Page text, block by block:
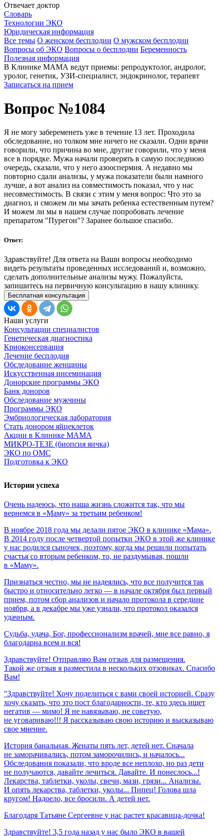
Отвечает доктор
Словарь
Технологии ЭКО
Юридическая информация
Все темы О женском бесплодии О мужском бесплодии
Вопросы об ЭКО Вопросы о бесплодии Беременность
Полезная информация
В Клинике МАМА ведут приемы: репродуктолог, андролог,
уролог, генетик, УЗИ-специалист, эндокринолог, терапевт
Записаться на прием
Вопрос №1084
Я не могу забеременеть уже в течение 13 лет. Проходила
обследование, но толком мне ничего не сказали. Одни врачи
говорили, что причина во мне, другие говорили, что у меня
все в порядке. Мужа начали проверять в самую последнюю
очередь, сказали, что у него азооспермия. А недавно мы
повторно сдали анализы, у мужа показатели были намного
лучше, а вот анализ на совместимость показал, что у нас
несовместимость. В связи с этим у меня вопрос: Что это за
диагноз, и сможем ли мы зачать ребенка естественным путем?
И можем ли мы в нашем случае попробовать лечение
препаратом "Пурегон"? Заранее большое спасибо.
Ответ:
Здравствуйте! Для ответа на Ваши вопросы необходимо
видеть результаты проведенных исследований и, возможно,
сделать дополнительные анализы мужу. Пожалуйста,
запишитесь на первичную консультацию в нашу клинику.
Бесплатная консультация
Наши услуги
Консультации специалистов
Генетическая диагностика
Криоконсервация
Лечение бесплодия
Обследование женщины
Искусственная инсеминация
Донорские программы ЭКО
Банк доноров
Обследование мужчины
Программы ЭКО
Эмбриологическая лаборатория
Стать донором яйцеклеток
Акции в Клинике МАМА
МИКРО-ТЕЗЕ (биопсия яичка)
ЭКО по ОМС
Подготовка к ЭКО
Истории успеха
Очень надеюсь, что наша жизнь сложится так, что мы
вернемся в «Маму» за третьим ребенком!
В ноябре 2018 года мы делали пятое ЭКО в клинике «Мама».
В 2014 году после четвертой попытки ЭКО в этой же клинике
у нас родился сыночек, поэтому, когда мы решили попытать
счастья со вторым ребенком, то, не раздумывая, пошли
в «Маму».
Признаться честно, мы не надеялись, что все получится так
быстро и относительно легко — в начале октября был первый
прием, потом сбор анализов и начало протокола в середине
ноября, а в декабре мы уже узнали, что протокол оказался
удачным.
Судьба, удача, Бог, профессионализм врачей, мне все равно, я
благодарна всем и вся!
Здравствуйте! Отправляю Вам отзыв для размещения.
Такой же отзыв я разместила в нескольких отзовиках. Спасибо
Вам!
"Здравствуйте! Хочу поделиться с вами своей историей. Сразу
хочу сказать, что это пост благодарности, те, кто здесь ищет
негатив — мимо! Я не навязываю, не советую,
не уговариваю!!! Я рассказываю свою историю и высказываю
свое мнение.
История банальная. Женаты пять лет, детей нет. Сначала
не заморачивались, потом заморочились, и началось...
Обследования показали, что вроде все неплохо, но раз дети
не получаются, давайте лечиться. Давайте. И понеслось...!
Лекарства, таблетки, уколы, свечи, мази, грязи... Анализы.
И опять лекарства, таблетки, уколы... Пипец! Голова шла
кругом! Надоело, все бросили. А детей нет.
Благодаря Татьяне Сергеевне у нас растет красавица-дочка!
Здравствуйте! 3,5 года назад у нас было ЭКО в вашей